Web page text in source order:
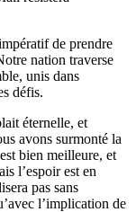
de prendre
nation traverse
unis dans
défis.
éternelle, et
avons surmonté la
bien meilleure, et
l’espoir est en
pas sans
l’implication de